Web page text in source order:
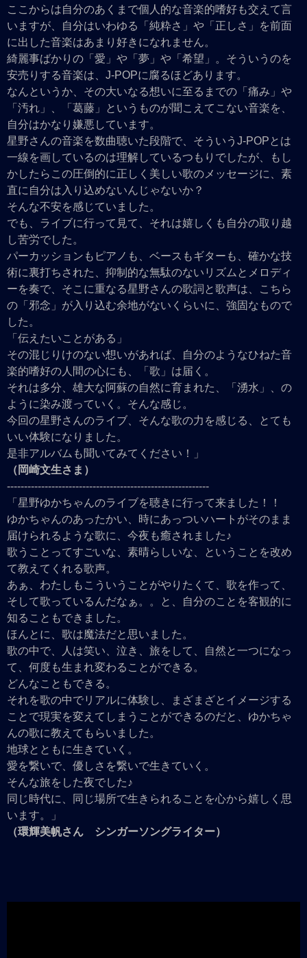
ここからは自分のあくまで個人的な音楽的嗜好も交えて言
いますが、自分はいわゆる「純粋さ」や「正しさ」を前面
に出した音楽はあまり好きになれません。
綺麗事ばかりの「愛」や「夢」や「希望」。そういうのを
安売りする音楽は、J-POPに腐るほどあります。
なんというか、その大いなる想いに至るまでの「痛み」や
「汚れ」、「葛藤」というものが聞こえてこない音楽を、
自分はかなり嫌悪しています。
星野さんの音楽を数曲聴いた段階で、そういうJ-POPとは
一線を画しているのは理解しているつもりでしたが、もし
かしたらこの圧倒的に正しく美しい歌のメッセージに、素
直に自分は入り込めないんじゃないか？
そんな不安を感じていました。
でも、ライブに行って見て、それは嬉しくも自分の取り越
し苦労でした。
パーカッションもピアノも、ベースもギターも、確かな技
術に裏打ちされた、抑制的な無駄のないリズムとメロディ
ーを奏で、そこに重なる星野さんの歌詞と歌声は、こちら
の「邪念」が入り込む余地がないくらいに、強固なもので
した。
「伝えたいことがある」
その混じりけのない想いがあれば、自分のようなひねた音
楽的嗜好の人間の心にも、「歌」は届く。
それは多分、雄大な阿蘇の自然に育まれた、「湧水」、の
ように染み渡っていく。そんな感じ。
今回の星野さんのライブ、そんな歌の力を感じる、とても
いい体験になりました。
是非アルバムも聞いてみてください！」
（岡崎文生さま）
-----------------------------------------------------------
「星野ゆかちゃんのライブを聴きに行って来ました！！
ゆかちゃんのあったかい、時にあっついハートがそのまま
届けられるような歌に、今夜も癒されました♪
歌うことってすごいな、素晴らしいな、ということを改め
て教えてくれる歌声。
あぁ、わたしもこういうことがやりたくて、歌を作って、
そして歌っているんだなぁ。。と、自分のことを客観的に
知ることもできました。
ほんとに、歌は魔法だと思いました。
歌の中で、人は笑い、泣き、旅をして、自然と一つになっ
て、何度も生まれ変わることができる。
どんなこともできる。
それを歌の中でリアルに体験し、まざまざとイメージする
ことで現実を変えてしまうことができるのだと、ゆかちゃ
んの歌に教えてもらいました。
地球とともに生きていく。
愛を繋いで、優しさを繋いで生きていく。
そんな旅をした夜でした♪
同じ時代に、同じ場所で生きられることを心から嬉しく思
います。」
（環輝美帆さん シンガーソングライター）